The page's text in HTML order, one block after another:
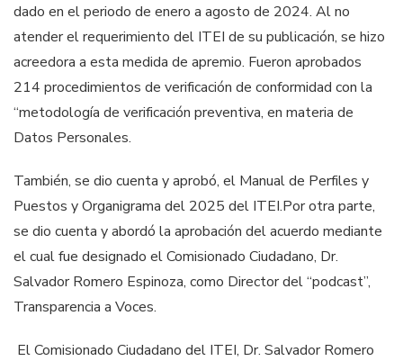
dado en el periodo de enero a agosto de 2024. Al no
atender el requerimiento del ITEI de su publicación, se hizo
acreedora a esta medida de apremio. Fueron aprobados
214 procedimientos de verificación de conformidad con la
“metodología de verificación preventiva, en materia de
Datos Personales.
También, se dio cuenta y aprobó, el Manual de Perfiles y
Puestos y Organigrama del 2025 del ITEI.Por otra parte,
se dio cuenta y abordó la aprobación del acuerdo mediante
el cual fue designado el Comisionado Ciudadano, Dr.
Salvador Romero Espinoza, como Director del “podcast”,
Transparencia a Voces.
El Comisionado Ciudadano del ITEI, Dr. Salvador Romero